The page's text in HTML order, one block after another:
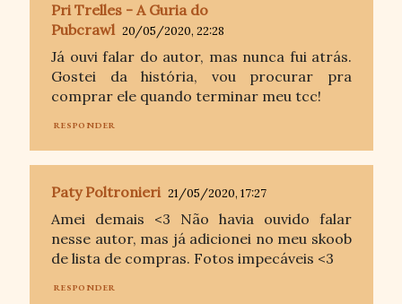
Pri Trelles - A Guria do
Pubcrawl 20/05/2020, 22:28
Já ouvi falar do autor, mas nunca fui atrás.
Gostei da história, vou procurar pra
comprar ele quando terminar meu tcc!
RESPONDER
Paty Poltronieri 21/05/2020, 17:27
Amei demais <3 Não havia ouvido falar
nesse autor, mas já adicionei no meu skoob
de lista de compras. Fotos impecáveis <3
RESPONDER